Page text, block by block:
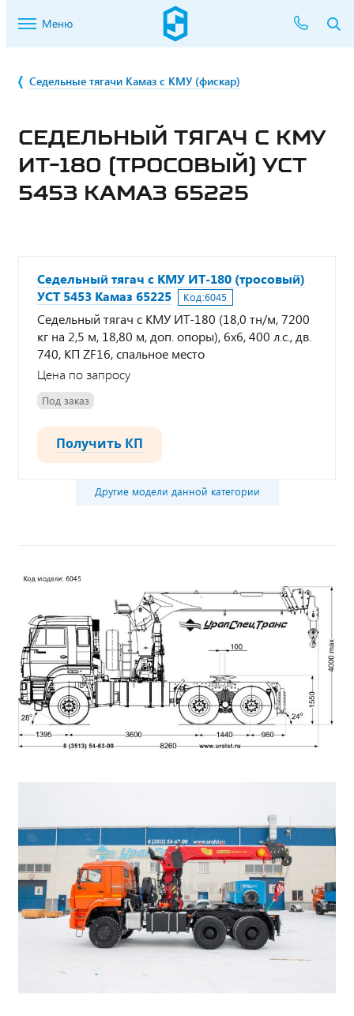
Меню
Седельные тягачи Камаз с КМУ (фискар)
СЕДЕЛЬНЫЙ ТЯГАЧ С КМУ
ИТ-180 (ТРОСОВЫЙ) УСТ
5453 КАМАЗ 65225
Седельный тягач с КМУ ИТ-180 (тросовый)
УСТ 5453 Камаз 65225
Код:6045
Седельный тягач с КМУ ИТ-180 (18,0 тн/м, 7200
кг на 2,5 м, 18,80 м, доп. опоры), 6х6, 400 л.с., дв.
740, КП ZF16, спальное место
Цена по запросу
Под заказ
Получить КП
Другие модели данной категории